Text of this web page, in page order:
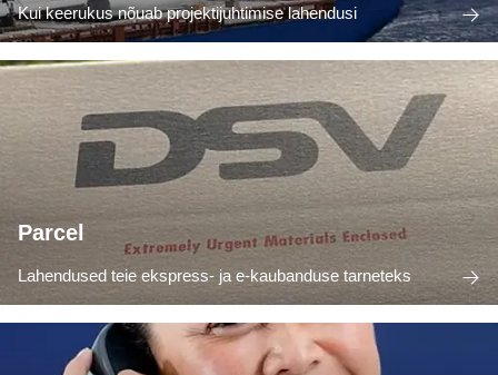
Kui keerukus nõuab projektijuhtimise lahendusi
Parcel
Lahendused teie ekspress- ja e-kaubanduse tarneteks